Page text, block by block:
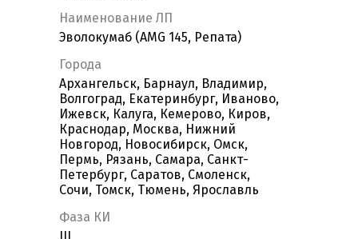
Наименование ЛП
Эволокумаб (AMG 145, Репата)
Города
Архангельск, Барнаул, Владимир,
Волгоград, Екатеринбург, Иваново,
Ижевск, Калуга, Кемерово, Киров,
Краснодар, Москва, Нижний
Новгород, Новосибирск, Омск,
Пермь, Рязань, Самара, Санкт-
Петербург, Саратов, Смоленск,
Сочи, Томск, Тюмень, Ярославль
Фаза КИ